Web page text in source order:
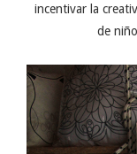
incentivar la
de